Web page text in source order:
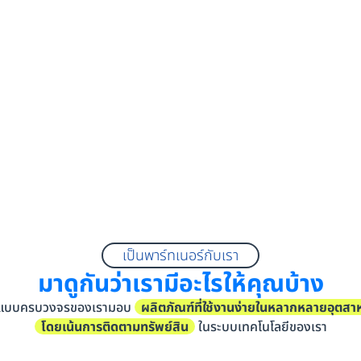
เป็นพาร์ทเนอร์กับเรา
มาดูกันว่าเรามีอะไรให้คุณบ้าง
บบครบวงจรของเรามอบ
ผลิตภัณฑ์ที่ใช้งานง่ายในหลากหลายอุตสา
โดยเน้นการติดตามทรัพย์สิน ในระบบเทคโนโลยีของเรา